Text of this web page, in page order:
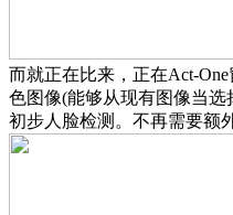
而就正在比来，正在Act-
色图像(能够从现有图像当
初步人脸检测。不再需要额